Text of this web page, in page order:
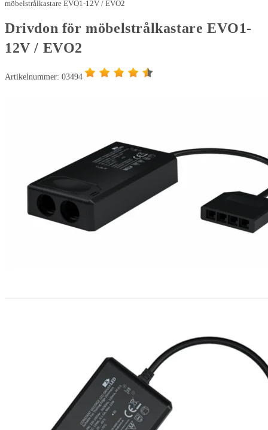
EVO2
mängd
möbelstrålkastare EVO1-12V / EVO2
Drivdon för möbelstrålkastare EVO1-
12V / EVO2
Artikelnummer: 03494